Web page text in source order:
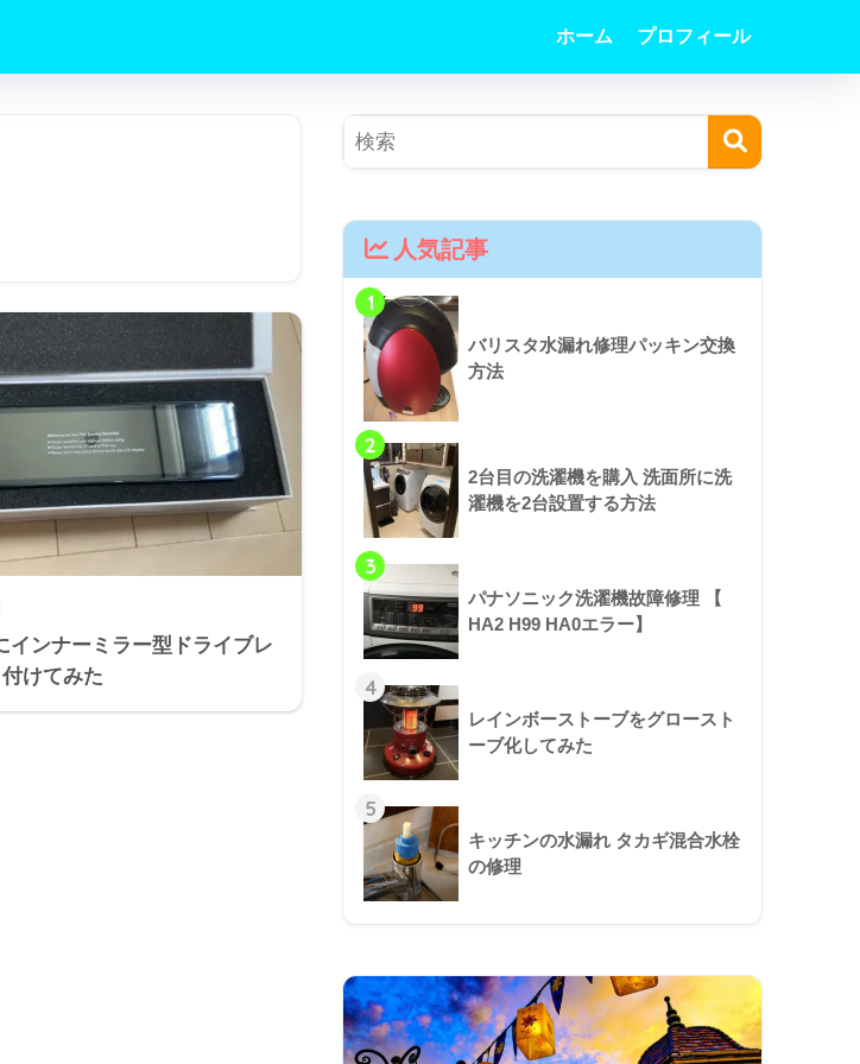
ホーム プロフィール
インナーミラー型ドライブレ
けてみた
人気記事
1
バリスタ水漏れ修理パッキン交換
方法
2
2台目の洗濯機を購入 洗面所に洗
濯機を2台設置する方法
3
パナソニック洗濯機故障修理 【
HA2 H99 HA0エラー】
4
レインボーストーブをグロースト
ーブ化してみた
5
キッチンの水漏れ タカギ混合水栓
の修理